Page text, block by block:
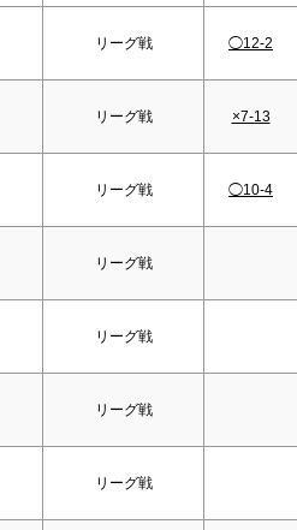
リーグ戦 ◯12-2
リーグ戦 ×7-13
リーグ戦 ◯10-4
リーグ戦
リーグ戦
リーグ戦
リーグ戦